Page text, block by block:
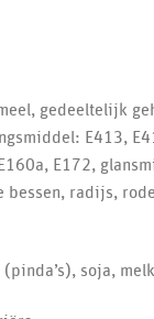
gedeeltelijk
E413,
E172,
bessen, radijs,
soja,